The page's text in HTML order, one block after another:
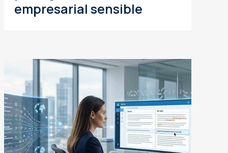
empresarial sensible